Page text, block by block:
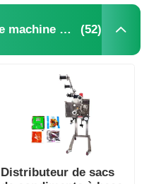
Machine déshydratante de machine à mettre sous enveloppe (52)
Distributeur de sacs